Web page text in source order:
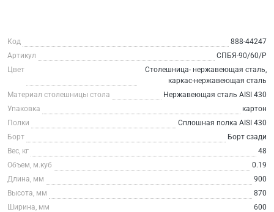
Код
888-44247
Артикул
СПБЯ-90/60/Р
Цвет
Столешница- нержавеющая сталь,
каркас-нержавеющая сталь
Материал столешницы стола
Нержавеющая сталь AISI 430
Упаковка
картон
Полки
Сплошная полка AISI 430
Борт
Борт сзади
Вес, кг
48
Объем, м.куб
0.19
Длина, мм
900
Высота, мм
870
Ширина, мм
600